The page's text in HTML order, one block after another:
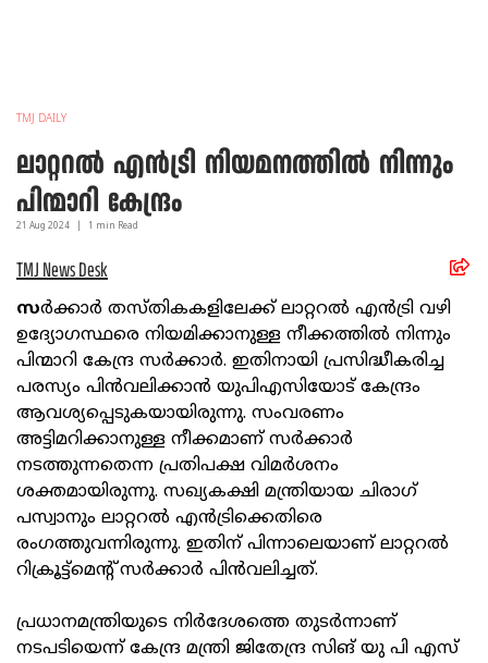
TMJ DAILY
ലാറ്ററല്‍ എന്‍ട്രി നിയമനത്തില്‍ നിന്നും
പിന്മാറി കേന്ദ്രം
21 Aug 2024 1 min Read
TMJ News Desk
സര്‍ക്കാര്‍ തസ്തികകളിലേക്ക് ലാറ്ററല്‍ എന്‍ട്രി വഴി
ഉദ്യോഗസ്ഥരെ നിയമിക്കാനുള്ള നീക്കത്തില്‍ നിന്നും
പിന്മാറി കേന്ദ്ര സര്‍ക്കാര്‍. ഇതിനായി പ്രസിദ്ധീകരിച്ച
പരസ്യം പിന്‍വലിക്കാന്‍ യുപിഎസിയോട് കേന്ദ്രം
ആവശ്യപ്പെടുകയായിരുന്നു. സംവരണം
അട്ടിമറിക്കാനുള്ള നീക്കമാണ് സര്‍ക്കാര്‍
നടത്തുന്നതെന്ന പ്രതിപക്ഷ വിമര്‍ശനം
ശക്തമായിരുന്നു. സഖ്യകക്ഷി മന്ത്രിയായ ചിരാഗ്
പസ്വാനും ലാറ്ററല്‍ എന്‍ട്രിക്കെതിരെ
രംഗത്തുവന്നിരുന്നു. ഇതിന് പിന്നാലെയാണ് ലാറ്ററല്‍
റിക്രൂട്ട്‌മെന്റ് സര്‍ക്കാര്‍ പിന്‍വലിച്ചത്.
പ്രധാനമന്ത്രിയുടെ നിര്‍ദേശത്തെ തുടര്‍ന്നാണ്
നടപടിയെന്ന് കേന്ദ്ര മന്ത്രി ജിതേന്ദ്ര സിങ് യു പി എസ്